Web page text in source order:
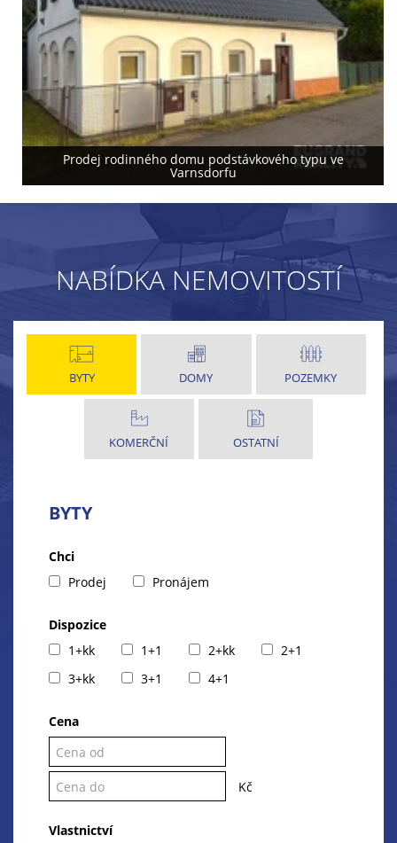
Prodej rodinného domu podstávkového typu ve
Varnsdorfu
NABÍDKA NEMOVITOSTÍ
BYTY DOMY POZEMKY
KOMERČNÍ OSTATNÍ
BYTY
Chci
Prodej
Pronájem
Dispozice
1+kk
1+1 2+kk
2+1
3+kk
3+1 4+1
Cena
Kč
Vlastnictví